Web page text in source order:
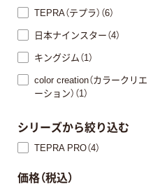
TEPRA（テプラ）（6）
日本ナインスター（4）
キングジム（1）
color creation（カラークリエ
ーション）（1）
シリーズから絞り込む
TEPRA PRO（4）
価格（税込）